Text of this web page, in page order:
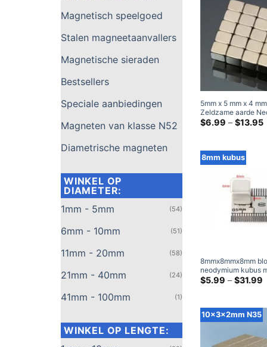
Magnetisch speelgoed
Stalen magneetaanvallers
Magnetische sieraden
Bestsellers
Speciale aanbiedingen
Magneten van klasse N52
Diametrische magneten
WINKEL OP
DIAMETER:
1mm - 5mm
(54)
6mm - 10mm (51)
11mm - 20mm (58)
21mm - 40mm (24)
41mm - 100mm (1)
WINKEL OP LENGTE:
5mm x 5 mm x 4 mm
Zeldzame aarde
blokmagneet N52
$6.99 – $13.95
8mm kubus
8mmx8mmx8mm
neodymium kubus
super sterke N42
magneten 8 mm
$5.99 – $31.99
10x3x2mm N35